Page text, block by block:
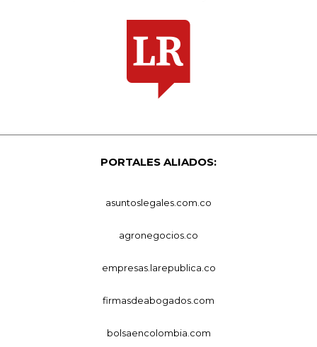
PORTALES ALIADOS:
asuntoslegales.com.co
agronegocios.co
empresas.larepublica.co
firmasdeabogados.com
bolsaencolombia.com